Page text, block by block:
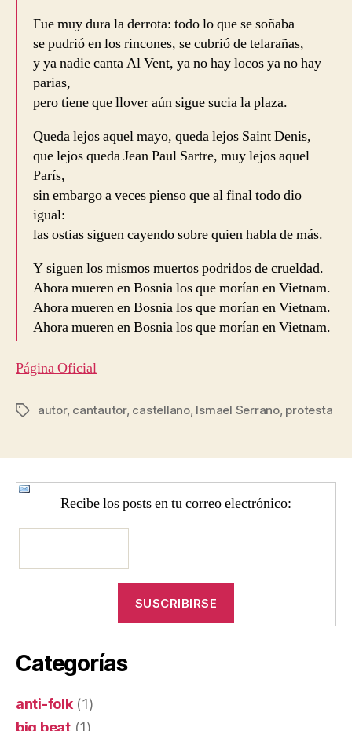
Fue muy dura la derrota: todo lo que se soñaba
se pudrió en los rincones, se cubrió de telarañas,
y ya nadie canta Al Vent, ya no hay locos ya no hay
parias,
pero tiene que llover aún sigue sucia la plaza.
Queda lejos aquel mayo, queda lejos Saint Denis,
que lejos queda Jean Paul Sartre, muy lejos aquel
París,
sin embargo a veces pienso que al final todo dio
igual:
las ostias siguen cayendo sobre quien habla de más.
Y siguen los mismos muertos podridos de crueldad.
Ahora mueren en Bosnia los que morían en Vietnam.
Ahora mueren en Bosnia los que morían en Vietnam.
Ahora mueren en Bosnia los que morían en Vietnam.
Página Oficial
Etiquetas
autor, cantautor, castellano, Ismael Serrano, protesta
Recibe los posts en tu correo electrónico:
Categorías
anti-folk(1)
big beat(1)